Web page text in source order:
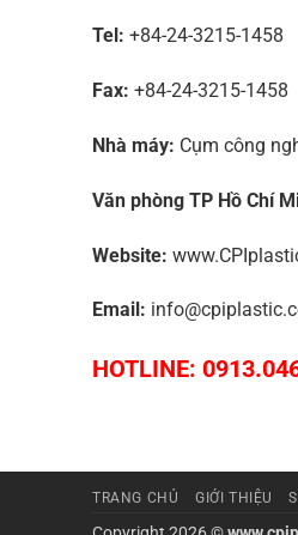
Tel: +84-24-3215-1458
Fax: +84-24-3215-1458
Nhà máy: Cụm công
Văn phòng TP Hồ Chí
Website:
Email:
HOTLINE:
TRANG CHỦ GIỚI THIỆU